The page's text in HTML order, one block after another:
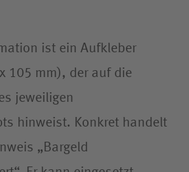
ist ein Aufkleber
105 mm), der auf die
jeweiligen
hinweist. Konkret handelt
„Bargeld